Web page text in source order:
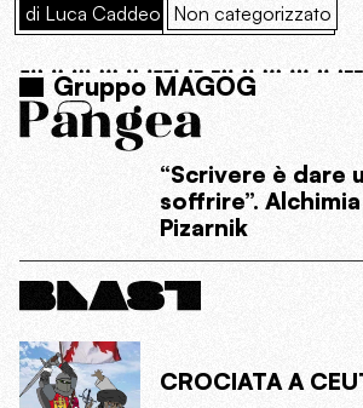
di Luca Caddeo Non categorizzato
Gruppo MAGOG
“Scrivere è dare
soffrire”.
Pizarnik
CROCIATA A